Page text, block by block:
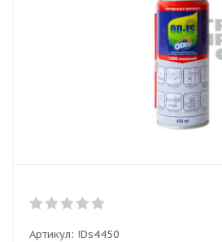
Артикул: !Ds4450